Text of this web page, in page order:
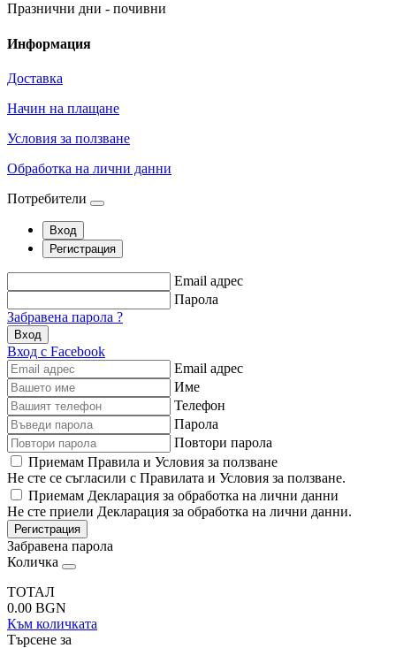
Празнични дни - почивни
Информация
Доставка
Начин на плащане
Условия за ползване
Обработка на лични данни
Потребители
Вход
Регистрация
Email адрес
Парола
Забравена парола ?
Вход
Вход с Facebook
Email адрес
Име
Телефон
Парола
Повтори парола
Приемам Правила и Условия за ползване
Не сте се съгласили с Правилата и Условия за ползване.
Приемам Декларация за обработка на лични данни
Не сте приели Декларация за обработка на лични данни.
Регистрация
Забравена парола
Количка
ТОТАЛ
0.00 BGN
Към количката
Търсене за